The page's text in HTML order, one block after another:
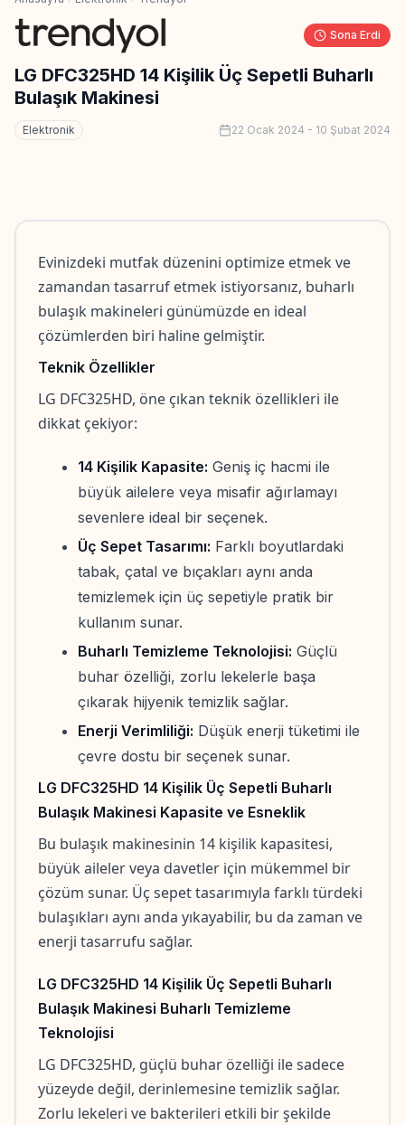
Sona Erdi
LG DFC325HD 14 Kişilik Üç Sepetli Buharlı
Bulaşık Makinesi
Elektronik 22 Ocak 2024 - 10 Şubat 2024
Evinizdeki mutfak düzenini optimize etmek ve
zamandan tasarruf etmek istiyorsanız, buharlı
bulaşık makineleri günümüzde en ideal
çözümlerden biri haline gelmiştir.
Teknik Özellikler
LG DFC325HD, öne çıkan teknik özellikleri ile
dikkat çekiyor:
14 Kişilik Kapasite: Geniş iç hacmi ile
büyük ailelere veya misafir ağırlamayı
sevenlere ideal bir seçenek.
Üç Sepet Tasarımı: Farklı boyutlardaki
tabak, çatal ve bıçakları aynı anda
temizlemek için üç sepetiyle pratik bir
kullanım sunar.
Buharlı Temizleme Teknolojisi: Güçlü
buhar özelliği, zorlu lekelerle başa
çıkarak hijyenik temizlik sağlar.
Enerji Verimliliği: Düşük enerji tüketimi ile
çevre dostu bir seçenek sunar.
LG DFC325HD 14 Kişilik Üç Sepetli Buharlı
Bulaşık Makinesi Kapasite ve Esneklik
Bu bulaşık makinesinin 14 kişilik kapasitesi,
büyük aileler veya davetler için mükemmel bir
çözüm sunar. Üç sepet tasarımıyla farklı türdeki
bulaşıkları aynı anda yıkayabilir, bu da zaman ve
enerji tasarrufu sağlar.
LG DFC325HD 14 Kişilik Üç Sepetli Buharlı
Bulaşık Makinesi Buharlı Temizleme
Teknolojisi
LG DFC325HD, güçlü buhar özelliği ile sadece
yüzeyde değil, derinlemesine temizlik sağlar.
Zorlu lekeleri ve bakterileri etkili bir şekilde